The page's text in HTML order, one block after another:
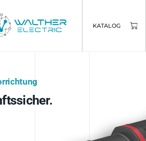
KATALOG
Stromverteilung
Energie.